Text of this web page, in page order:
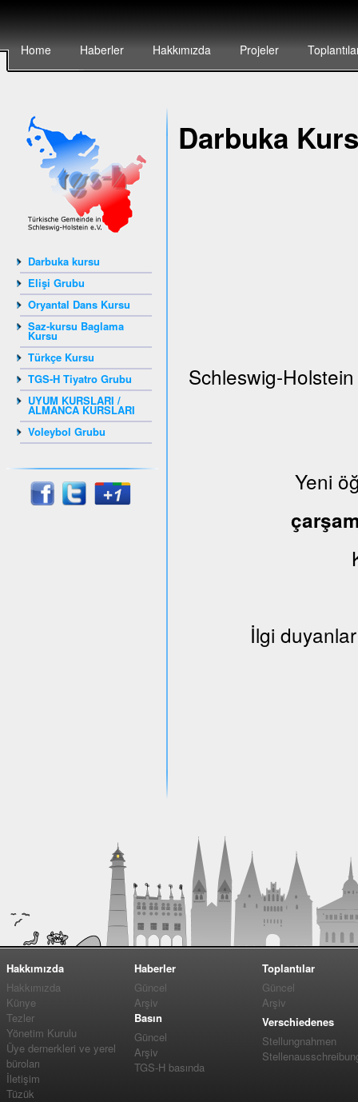
Home Haberler Hakkımızda Projeler
Darbuka kursu
Elişi Grubu
Oryantal Dans Kursu
Saz-kursu Baglama
Kursu
Türkçe Kursu
TGS-H Tiyatro Grubu
UYUM KURSLARI /
ALMANCA KURSLARI
Voleybol Grubu
Darbuka
Schleswig-
Yeni
İlgi
Hakkımızda
Hakkımızda
Künye
Tezler
Yönetim Kurulu
Üye dernerkleri ve yerel
büroları
İletişim
Tüzük
Haberler
Güncel
Arşiv
Basın
Güncel
Arşiv
TGS-H basında
Toplantılar
Güncel
Arşiv
Verschiedenes
Stellungnahmen